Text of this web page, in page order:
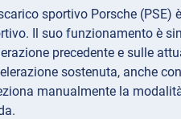
sportivo Porsche (PSE)
Il suo funzionamento è
precedente e sulle
sostenuta, anche
manualmente la